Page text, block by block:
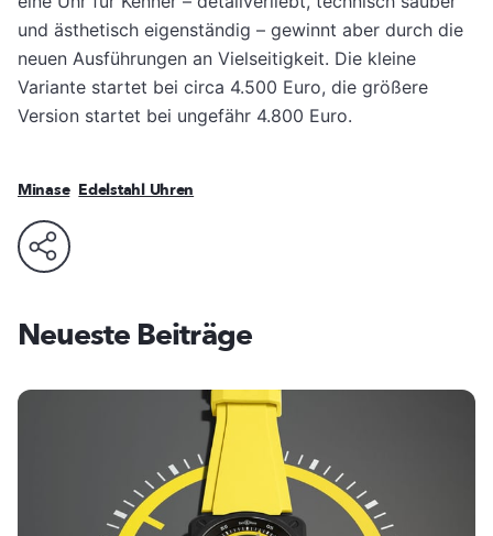
und ästhetisch eigenständig – gewinnt aber durch die
neuen Ausführungen an Vielseitigkeit. Die kleine
Variante startet bei circa 4.500 Euro, die größere
Version startet bei ungefähr 4.800 Euro.
Minase Edelstahl Uhren
Neueste Beiträge